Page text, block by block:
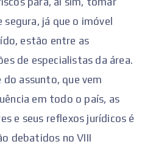
já que o imóvel
estão entre as
de especialistas da área.
assunto, que vem
em todo o país, as
e seus reflexos jurídicos é
debatidos no VIII